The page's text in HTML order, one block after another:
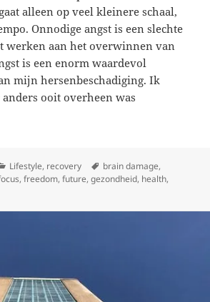
alleen op veel kleinere schaal,
Onnodige angst is een slechte
werken aan het overwinnen van
is een enorm waardevol
mijn hersenbeschadiging. Ik
ooit overheen was
Categorieën
Lifestyle, recovery Tags
brain damage,
,freedom,future,gezondheid, health,